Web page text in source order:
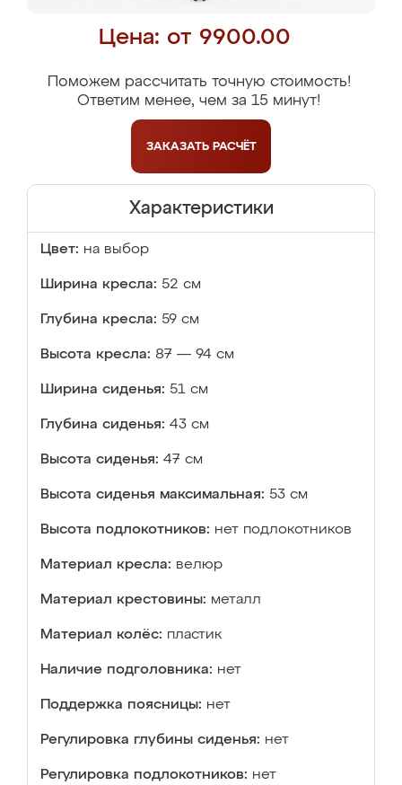
Цена: от 9900.00
Поможем рассчитать точную стоимость!
Ответим менее, чем за 15 минут!
ЗАКАЗАТЬ РАСЧЁТ
Характеристики
Цвет: на выбор
Ширина кресла: 52 см
Глубина кресла: 59 см
Высота кресла: 87 — 94 см
Ширина сиденья: 51 см
Глубина сиденья: 43 см
Высота сиденья: 47 см
Высота сиденья максимальная: 53 см
Высота подлокотников: нет подлокотников
Материал кресла: велюр
Материал крестовины: металл
Материал колёс: пластик
Наличие подголовника: нет
Поддержка поясницы: нет
Регулировка глубины сиденья: нет
Регулировка подлокотников: нет